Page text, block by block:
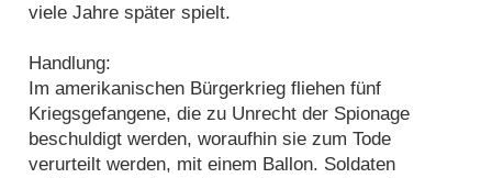
viele Jahre später spielt.
Handlung:
Im amerikanischen Bürgerkrieg fliehen fünf
Kriegsgefangene, die zu Unrecht der Spionage
beschuldigt werden, woraufhin sie zum Tode
verurteilt werden, mit einem Ballon. Soldaten